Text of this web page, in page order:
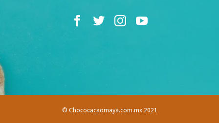
© Chococacaomaya.com.mx 2021